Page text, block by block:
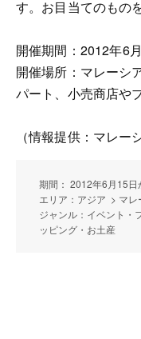
す。お目当てのもの
開催期間：2012年6
開催場所：マレーシ
パート、小売商店や
（情報提供：マレー
期間： 2012年6月15
エリア：アジア > マレ
ジャンル：イベント・
ッピング・お土産